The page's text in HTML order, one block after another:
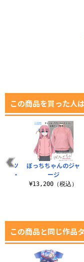
この商品を買った人
ャツ
点・
ぼっちちゃんのジャ
ージ
¥13,200（税込）
この商品と同じ作品